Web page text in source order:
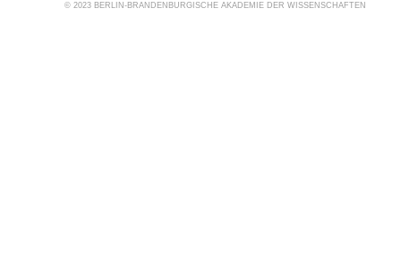
© 2023 BERLIN-BRANDENBURGISCHE AKADEMIE DER WISSENSCHAFTEN